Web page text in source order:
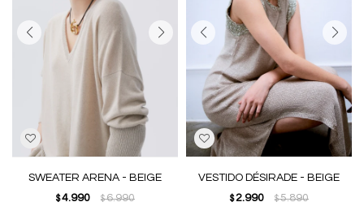
SWEATER ARENA - BEIGE
$ 4.990 $6.990
VESTIDO DÉSIRADE - BEIGE
$ 2.990 $5.890